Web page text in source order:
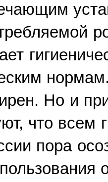
Но и
что всем
пора